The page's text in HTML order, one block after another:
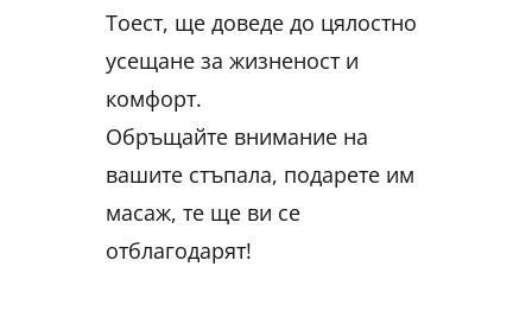
Тоест, ще доведе до цялостно
усещане за жизненост и
комфорт.
Обръщайте внимание на
вашите стъпала, подарете им
масаж, те ще ви се
отблагодарят!